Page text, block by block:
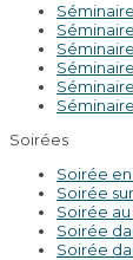
Soirées
Soirée
Soirée
Soirée
Soirée
Soirée